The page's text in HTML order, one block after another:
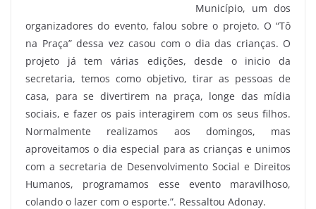
Município, um dos
organizadores do evento, falou sobre o projeto. O “Tô
na Praça” dessa vez casou com o dia das crianças. O
projeto já tem várias edições, desde o inicio da
secretaria, temos como objetivo, tirar as pessoas de
casa, para se divertirem na praça, longe das mídia
sociais, e fazer os pais interagirem com os seus filhos.
Normalmente realizamos aos domingos, mas
aproveitamos o dia especial para as crianças e unimos
com a secretaria de Desenvolvimento Social e Direitos
Humanos, programamos esse evento maravilhoso,
colando o lazer com o esporte.”. Ressaltou Adonay.